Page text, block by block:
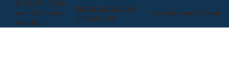
© 2020 - 2026
von Détroyat
Aviation
Datenschutzbes
timmungen
Zurück zum Anfang